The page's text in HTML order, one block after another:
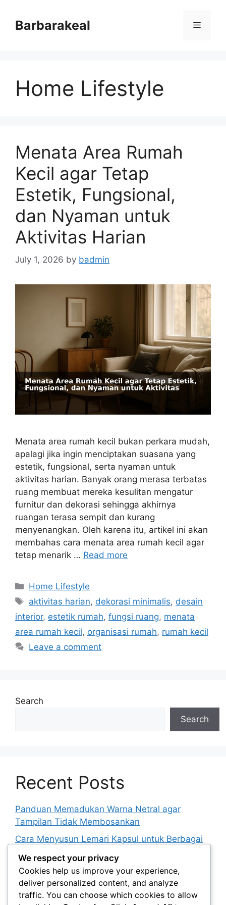
contentBarbarakeal Menu
Home Lifestyle
Menata Area Rumah
Kecil agar Tetap
Estetik, Fungsional,
dan Nyaman untuk
Aktivitas Harian
July 1, 2026 by badmin
Menata area rumah kecil bukan perkara mudah,
apalagi jika ingin menciptakan suasana yang
estetik, fungsional, serta nyaman untuk
aktivitas harian. Banyak orang merasa terbatas
ruang membuat mereka kesulitan mengatur
furnitur dan dekorasi sehingga akhirnya
ruangan terasa sempit dan kurang
menyenangkan. Oleh karena itu, artikel ini akan
membahas cara menata area rumah kecil agar
tetap menarik … Read more
Categories
Home Lifestyle
Tags
aktivitas harian, dekorasi minimalis, desain
interior, estetik rumah, fungsi ruang, menata
area rumah kecil, organisasi rumah, rumah kecil
Leave a comment
Search
Search
Recent Posts
Panduan Memadukan Warna Netral agar
Tampilan Tidak Membosankan
Cara Menyusun Lemari Kapsul untuk Berbagai
Peran Istirahat yang Cukup dalam Menunjang
Penampilan dan Kebugaran
Panduan Menentukan Jadwal Perawatan Diri
We respect your privacy
Cookies help us improve your experience,
deliver personalized content, and analyze
traffic. You can choose which cookies to allow